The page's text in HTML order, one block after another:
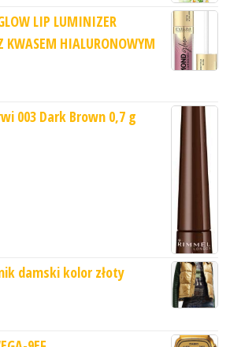
LIP LUMINIZER
KWASEM HIALURONOWYM
003 Dark Brown 0,7 g
damski kolor złoty